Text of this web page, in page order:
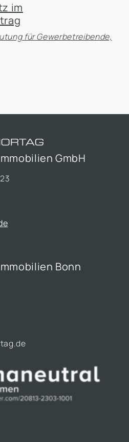
im
für Gewerbetreibende,
GmbH
Bonn